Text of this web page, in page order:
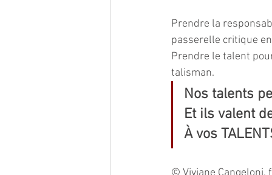
Prendre la
passerelle critique
Prendre le talent
talisman.
Nos talents
Et ils valent
À vos